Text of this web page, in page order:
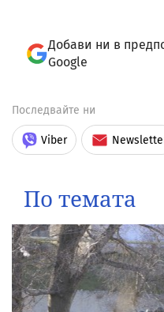
Добави ни в
Google
Последвайте ни
Viber
По темата